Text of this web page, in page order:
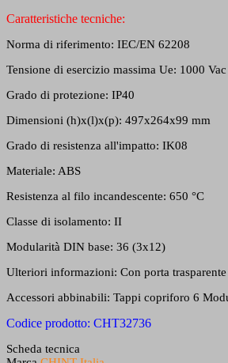
Caratteristiche tecniche:
Norma di riferimento: IEC/EN 62208
Tensione di esercizio massima Ue: 1000
Grado di protezione: IP40
Dimensioni (h)x(l)x(p): 497x264x99 mm
Grado di resistenza all'impatto: IK08
Materiale: ABS
Resistenza al filo incandescente: 650 °C
Classe di isolamento: II
Modularità DIN base: 36 (3x12)
Ulteriori informazioni: Con porta
Accessori abbinabili: Tappi copriforo 6
Codice prodotto: CHT32736
Scheda tecnica